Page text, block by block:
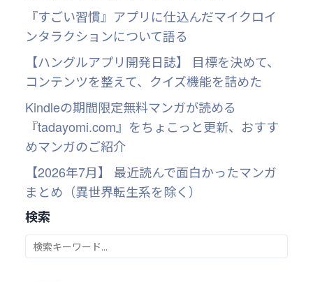
『すごい習慣』アプリに仕込んだマイクロイ
ンタラクションについて語る
【ハングルアプリ開発日誌】 目標を決めて、
コンテンツを整えて、クイズ機能を詰めた
Kindleの期間限定無料マンガが読める
『tadayomi.com』をちょこっと更新、おすす
めマンガのご紹介
【2026年7月】 最近読んで面白かったマンガ
まとめ（異世界転生系を除く）
検索